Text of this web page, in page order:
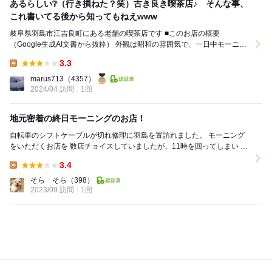
あるらしい❔（行き損ねた？笑）古き良き喫茶店♪ そんな事、
これ書いてる後から知ってもねえwww
岐阜県羽島市江吉良町にある老舗の喫茶店です ■このお店の概要
（Google生成AI文書から抜粋） 外観は昭和の雰囲気で、一日中モーニン
3.3
marus713 （4357）
2024/04 訪問
1回
地元密着の終日モーニングのお店！
自転車のシフトケーブルが切れ修理に羽島を置訪れました。 モーニング
をいただくお店を 数店チョイスしていましたが、11時を回ってしまい 終
3.4
そら そら
（398）
2023/09 訪問
1回